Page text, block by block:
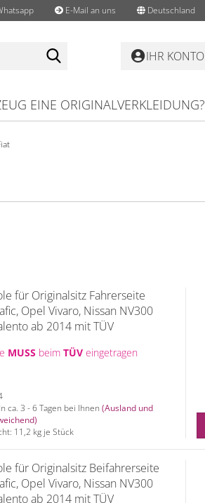
E-Mail an uns Deutschland
IHR KONTO
EINE ORIGINALVERKLEIDUNG?
für Originalsitz Fahrerseite
Opel Vivaro, Nissan NV300
ab 2014 mit TÜV
MUSS beim TÜV eingetragen
In ca. 3 - 6 Tagen bei Ihnen (Ausland und
11,2 kg je Stück
für Originalsitz Beifahrerseite
Opel Vivaro, Nissan NV300
ab 2014 mit TÜV